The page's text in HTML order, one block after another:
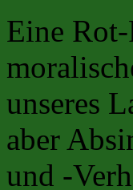
Eine
unseres
aber
und -